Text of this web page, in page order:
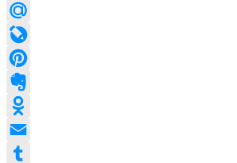
Twitter
Mail.Ru
LiveJournal
Pinterest
Evernote
Odnoklassniki
Email